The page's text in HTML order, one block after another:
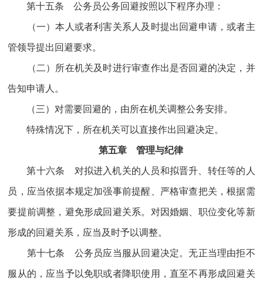
第十五条 公务员公务回避按照以下程序办理：
（一）本人或者利害关系人及时提出回避申请，或者主
管领导提出回避要求。
（二）所在机关及时进行审查作出是否回避的决定，并
告知申请人。
（三）对需要回避的，由所在机关调整公务安排。
特殊情况下，所在机关可以直接作出回避决定。
第五章 管理与纪律
第十六条 对拟进入机关的人员和拟晋升、转任等的人
员，应当依据本规定加强事前提醒、严格审查把关，根据需
要提前调整，避免形成回避关系。对因婚姻、职位变化等新
形成的回避关系，应当及时予以调整。
第十七条 公务员应当服从回避决定。无正当理由拒不
服从的，应当予以免职或者降职使用，直至不再形成回避关